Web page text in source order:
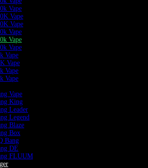
Vape
Vape
Vape
Vape
Vape
Vape
Vape
Vape
Vape
Vape
Vape
King
Leader
Legend
Blaze
Box
Bang
DE
FLUUM